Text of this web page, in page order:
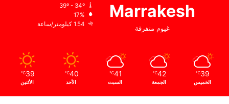
Marrakesh
غيوم متفرقة
17%
1.54 كيلومتر/ساعة
39
℃
الخميس
42
℃
الجمعة
41
℃
السبت
40
℃
الأحد
39
℃
الأثنين